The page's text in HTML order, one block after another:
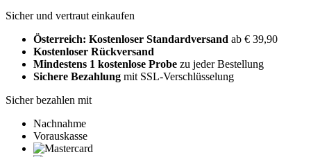
Sicher und vertraut einkaufen
Österreich: Kostenloser Standardversand ab € 39,90
Kostenloser Rückversand
Mindestens 1 kostenlose Probe zu jeder Bestellung
Sichere Bezahlung mit SSL-Verschlüsselung
Sicher bezahlen mit
Nachnahme
Vorauskasse